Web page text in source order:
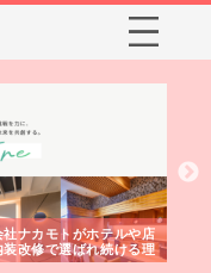
社ナカモトがホテルや店
装改修で選ばれ続ける理